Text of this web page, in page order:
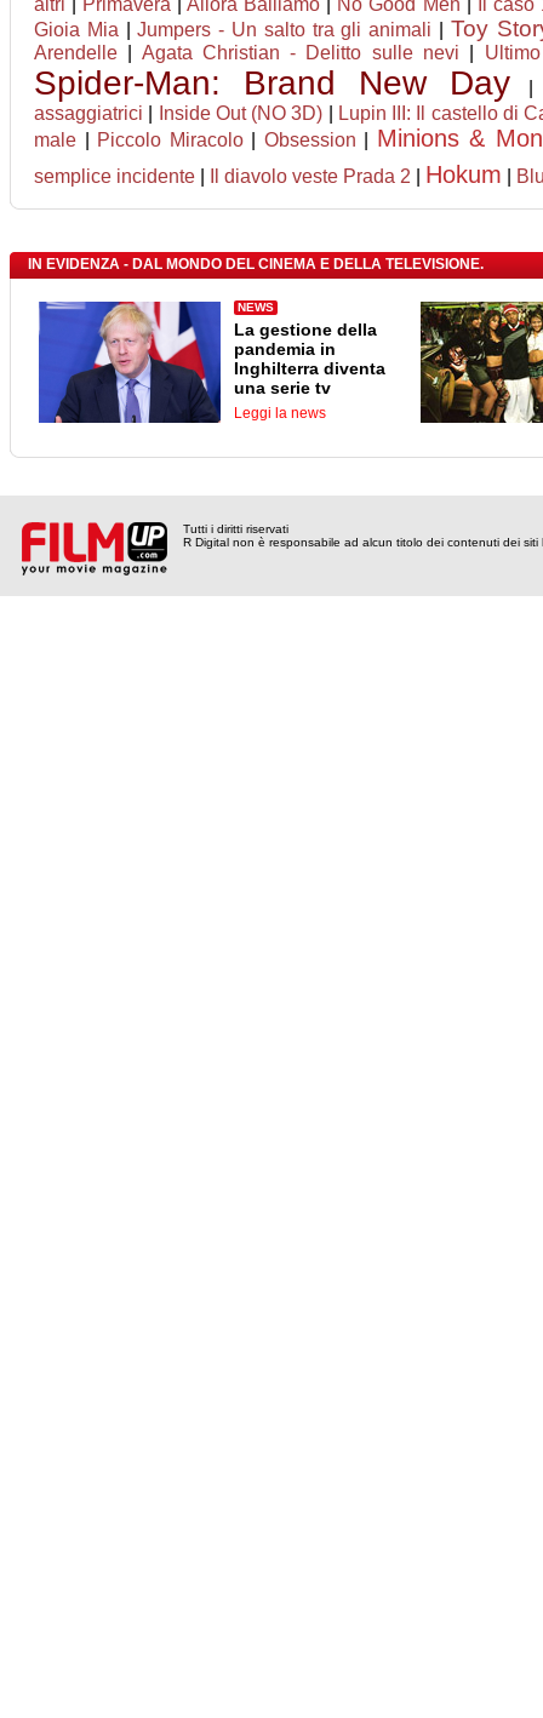
Gioia Mia |Jumpers - Un salto tra gli animali Toy
Arendelle Agata Christian - Delitto sulle nevi
Spider-Man: Brand New Day
assaggiatrici
Inside Out (NO 3D)
Lupin III: Il castello di
male
Piccolo Miracolo| Obsession Minions &
semplice incidente Il diavolo veste Prada 2 Hokum
IN EVIDENZA - DAL MONDO DEL CINEMA E DELLA TELEVISIONE.
NEWS
La gestione della
pandemia in
Inghilterra diventa
una serie tv
Leggi la news
Tutti i diritti riservati
R Digital non è responsabile ad alcun titolo dei contenuti dei siti